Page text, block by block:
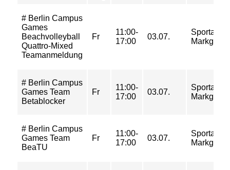
# Berlin Campus
Games
Beachvolleyball
Quattro-Mixed
Teamanmeldung
Fr
11:00-
17:00
03.07.
# Berlin Campus
Games Team
Betablocker
Fr
11:00-
17:00
03.07.
# Berlin Campus
Games Team
BeaTU
Fr
11:00-
17:00
03.07.